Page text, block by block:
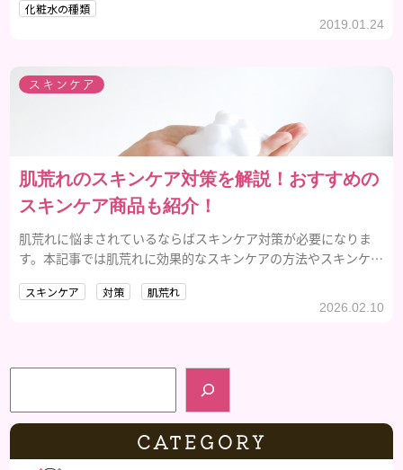
化粧水の種類
2019.01.24
スキンケア
肌荒れのスキンケア対策を解説！おすすめの
スキンケア商品も紹介！
肌荒れに悩まされているならばスキンケア対策が必要になりま
す。本記事では肌荒れに効果的なスキンケアの方法やスキンケア
スキンケア 対策 肌荒れ
2026.02.10
検索
CATEGORY